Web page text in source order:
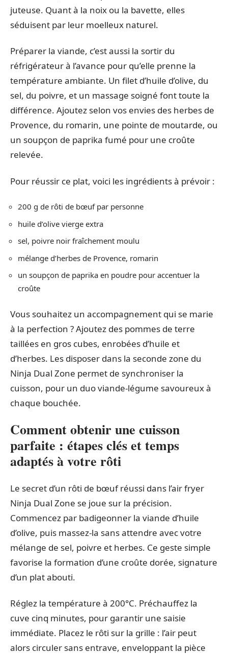
juteuse. Quant à la noix ou la bavette, elles
séduisent par leur moelleux naturel.
Préparer la viande, c’est aussi la sortir du
réfrigérateur à l’avance pour qu’elle prenne la
température ambiante. Un filet d’huile d’olive, du
sel, du poivre, et un massage soigné font toute la
différence. Ajoutez selon vos envies des herbes de
Provence, du romarin, une pointe de moutarde, ou
un soupçon de paprika fumé pour une croûte
relevée.
Pour réussir ce plat, voici les ingrédients à prévoir :
200 g de rôti de bœuf par personne
huile d’olive vierge extra
sel, poivre noir fraîchement moulu
mélange d’herbes de Provence, romarin
un soupçon de paprika en poudre pour accentuer la
croûte
Vous souhaitez un accompagnement qui se marie
à la perfection ? Ajoutez des pommes de terre
taillées en gros cubes, enrobées d’huile et
d’herbes. Les disposer dans la seconde zone du
Ninja Dual Zone permet de synchroniser la
cuisson, pour un duo viande-légume savoureux à
chaque bouchée.
Comment obtenir une cuisson
parfaite : étapes clés et temps
adaptés à votre rôti
Le secret d’un rôti de bœuf réussi dans l’air fryer
Ninja Dual Zone se joue sur la précision.
Commencez par badigeonner la viande d’huile
d’olive, puis massez-la sans attendre avec votre
mélange de sel, poivre et herbes. Ce geste simple
favorise la formation d’une croûte dorée, signature
d’un plat abouti.
Réglez la température à 200°C. Préchauffez la
cuve cinq minutes, pour garantir une saisie
immédiate. Placez le rôti sur la grille : l’air peut
alors circuler sans entrave, enveloppant la pièce